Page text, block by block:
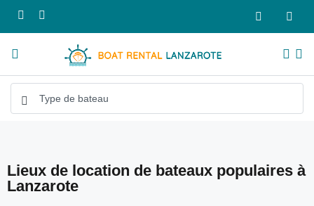
Lieux de location de bateaux populaires à
Lanzarote